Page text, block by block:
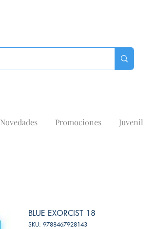
Novedades Promociones Juvenil
BLUE EXORCIST 18
SKU: 9788467928143